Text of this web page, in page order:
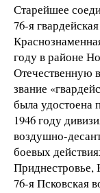
Старейшее
76-я
году в районе
Отечественную
звание
была удостоена
1946 году
воздушно-
боевых
Приднестровье,
76-я Псковская